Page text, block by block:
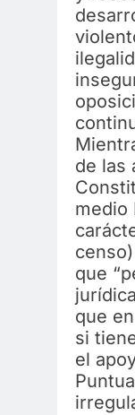
de las
medio
que
que
si
el